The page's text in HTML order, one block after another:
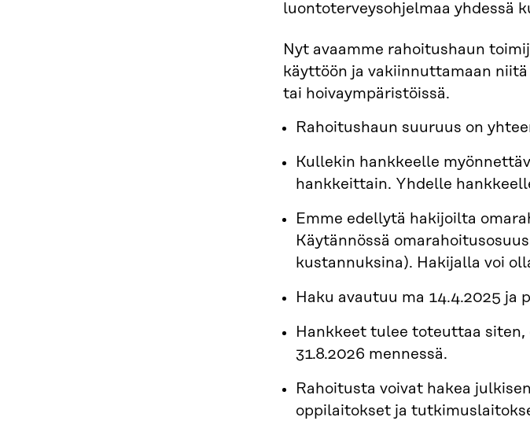
luontoterveysohjelmaa yhdessä
Nyt avaamme rahoitushaun
käyttöön ja vakiinnuttamaan
tai hoivaympäristöissä.
Rahoitushaun suuruus on
Kullekin hankkeelle
hankkeittain. Yhdelle
Emme edellytä hakijoilta
Käytännössä
kustannuksina). Hakijalla voi
Haku avautuu ma 14.4.2025 ja
Hankkeet tulee toteuttaa
31.8.2026 mennessä.
Rahoitusta voivat hakea
oppilaitokset ja